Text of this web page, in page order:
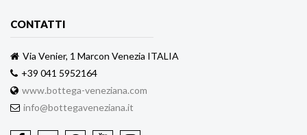
CONTATTI
Via Venier, 1 Marcon Venezia ITALIA
+39 041 5952164
www.bottega-veneziana.com
info@bottegaveneziana.it